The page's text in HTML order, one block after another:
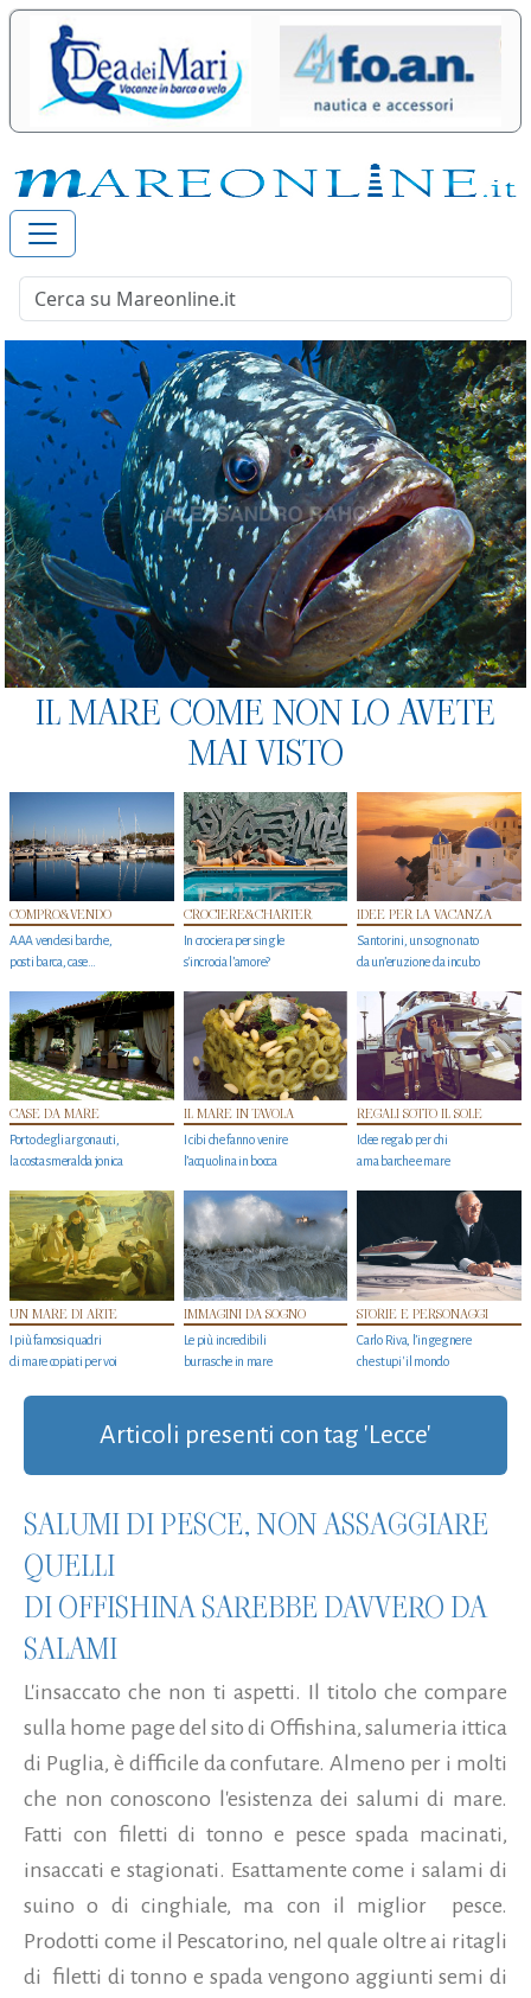
IL MARE COME NON LO AVETE
MAI VISTO
COMPRO&VENDO
AAA vendesi barche,
posti barca, case…
CROCIERE&CHARTER
In crociera per single
s'incrocia l’amore?
IDEE PER LA VACANZA
Santorini, un sogno nato
da un’eruzione da incubo
CASE DA MARE
Porto degli argonauti,
la costa smeralda jonica
IL MARE IN TAVOLA
I cibi che fanno venire
l’acquolina in bocca
REGALI SOTTO IL SOLE
Idee regalo per chi
ama barche e mare
UN MARE DI ARTE
I più famosi quadri
di mare copiati per voi
IMMAGINI DA SOGNO
Le più incredibili
burrasche in mare
STORIE E PERSONAGGI
Carlo Riva, l’ingegnere
che stupi' il mondo
Articoli presenti con tag 'Lecce'
SALUMI DI PESCE, NON ASSAGGIARE
QUELLI
DI OFFISHINA SAREBBE DAVVERO DA
SALAMI
L'insaccato che non ti aspetti. Il titolo che compare
sulla home page del sito di Offishina, salumeria ittica
di Puglia, è difficile da confutare. Almeno per i molti
che non conoscono l'esistenza dei salumi di mare.
Fatti con filetti di tonno e pesce spada macinati,
insaccati e stagionati. Esattamente come i salami di
suino o di cinghiale, ma con il miglior pesce.
Prodotti come il Pescatorino, nel quale oltre ai ritagli
di filetti di tonno e spada vengono aggiunti semi di